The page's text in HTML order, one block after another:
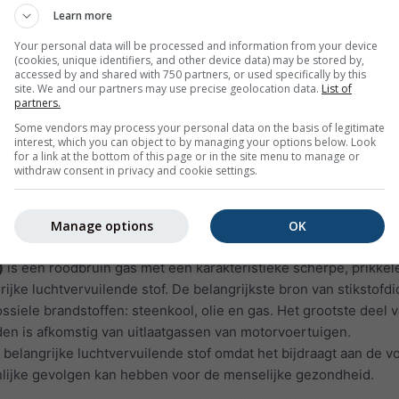
astma, emfyseem en chronische bronchiti
gas dat onzichtbaar is en een vieze, penetrante geur heeft.
stoffen en vormt schadelijke verbindingen, zoals
aan SO₂ kan het menselijk ademhalingssysteem
kunnen bijdragen aan zure regen, die kwetsbare
die aan astma lijden zijn bijzonder
is een roodbruin gas met een karakteristieke scherpe,
luchtvervuilende stof. De belangrijkste bron van
brandstoffen: steenkool, olie en gas. Het grootste deel
is afkomstig van uitlaatgassen van motorvoertuigen.
luchtvervuilende stof omdat het bijdraagt aan de
gevolgen kan hebben voor de menselijke gezondheid.
Learn more
Your personal data will be processed and information from your device
(cookies, unique identifiers, and other device data) may be stored by,
accessed by and shared with 750 partners, or used specifically by this
site. We and our partners may use precise geolocation data. List of
partners.
Some vendors may process your personal data on the basis of legitimate
interest, which you can object to by managing your options below. Look
for a link at the bottom of this page or in the site menu to manage or
withdraw consent in privacy and cookie settings.
OK
Manage options